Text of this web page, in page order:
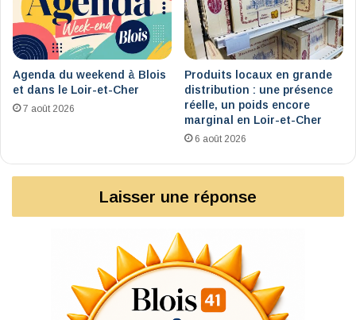
Agenda du weekend à Blois
et dans le Loir-et-Cher
7 août 2026
Produits locaux en grande
distribution : une présence
réelle, un poids encore
marginal en Loir-et-Cher
6 août 2026
Laisser une réponse